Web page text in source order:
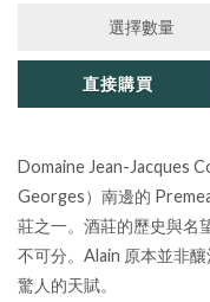
選擇數量
直接購買
Domaine Jean-Jacques
Georges）南邊的
莊之一。酒莊的歷史與
不可分。Alain 原本並非
驚人的天賦。